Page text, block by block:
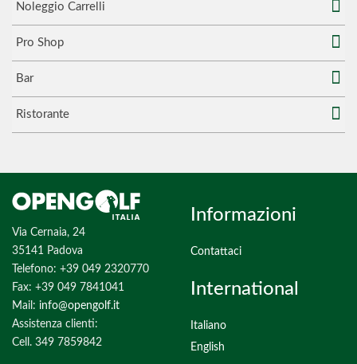
Noleggio Carrelli
Pro Shop
Bar
Ristorante
Via Cernaia, 24
35141 Padova
Telefono: +39 049 2320770
Fax: +39 049 7841041
Mail: info@opengolf.it
Assistenza clienti:
Cell. 349 7859842
Informazioni
Contattaci
International
Italiano
English